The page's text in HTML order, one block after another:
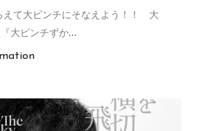
えて大ピンチにそなえよう！！ 大
大ピンチずか…